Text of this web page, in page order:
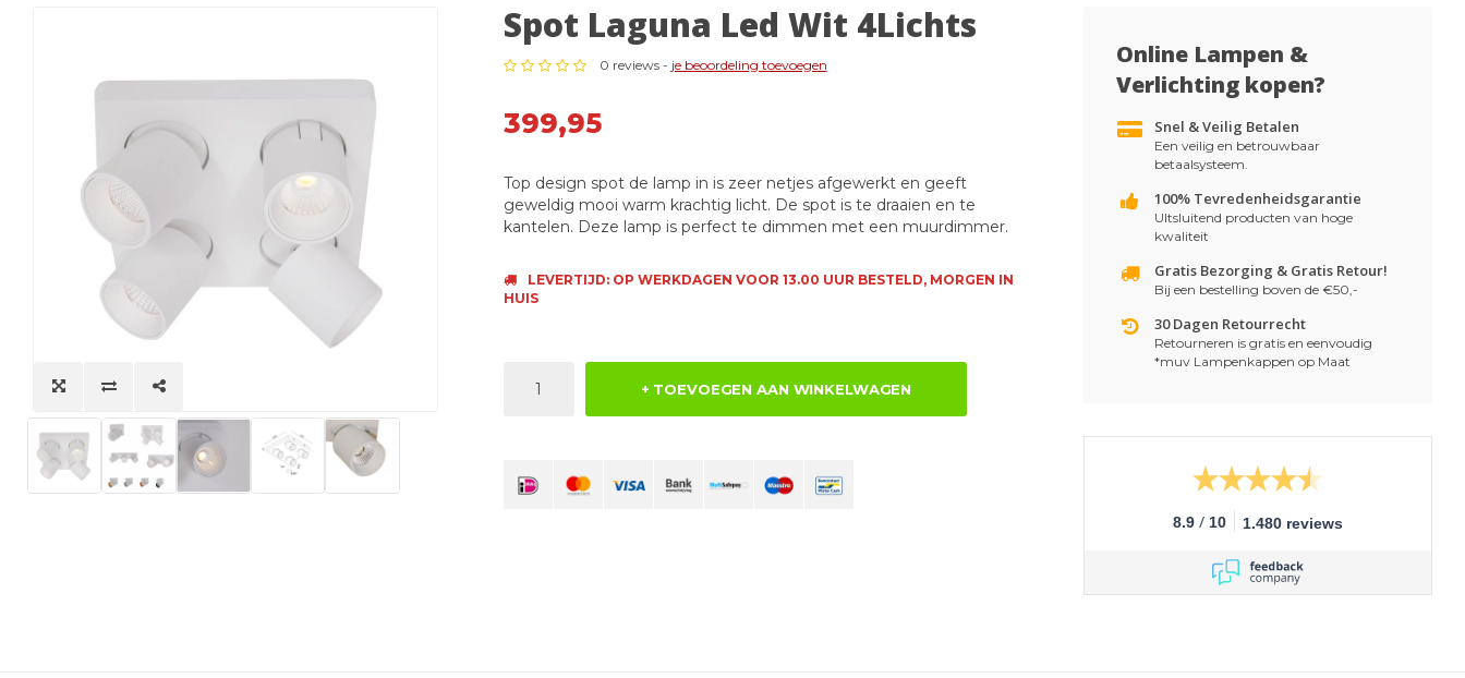
Spot Laguna Led Wit 4Lichts
0 reviews - je beoordeling toevoegen
399,95
Top design spot de lamp in is zeer netjes afgewerkt en geeft
geweldig mooi warm krachtig licht. De spot is te draaien en te
kantelen. Deze lamp is perfect te dimmen met een muurdimmer.
LEVERTIJD: OP WERKDAGEN VOOR 13.00 UUR BESTELD, MORGEN IN
HUIS
+ TOEVOEGEN AAN WINKELWAGEN
Online Lampen &
Verlichting kopen?
Snel & Veilig Betalen
Een veilig en betrouwbaar
betaalsysteem.
100% Tevredenheidsgarantie
UItsluitend producten van hoge
kwaliteit
Gratis Bezorging & Gratis Retour!
Bij een bestelling boven de €50,-
30 Dagen Retourrecht
Retourneren is gratis en eenvoudig
*muv Lampenkappen op Maat
8.9 / 10 1.480 reviews